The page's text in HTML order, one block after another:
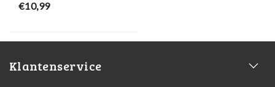
€10,99
Klantenservice